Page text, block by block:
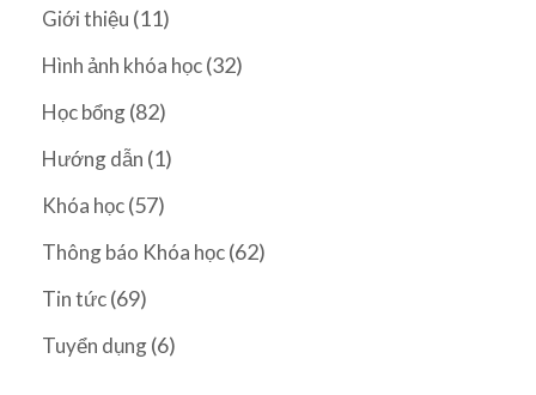
Giới thiệu (11)
Hình ảnh khóa học(32)
Học bổng(82)
Hướng dẫn (1)
Khóa học(57)
Thông báo Khóa học(62)
Tin tức(69)
Tuyển dụng(6)